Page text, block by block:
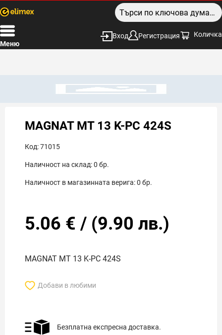
Меню
Вход Регистрация Количка
MAGNAT MT 13 K-PC 424S
Код:71015
Наличност на склад:0 бр.
Наличност в магазинната верига:0 бр.
5.06 € / (9.90 лв.)
MAGNAT MT 13 K-PC 424S
Добави в любими
Безплатна експресна доставка.